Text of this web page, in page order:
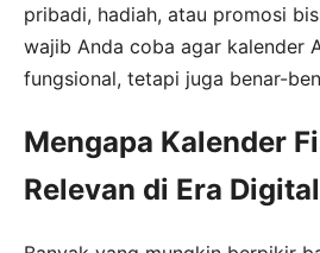
pribadi, hadiah, atau promosi
wajib Anda coba agar kalender
fungsional, tetapi juga benar-
Mengapa Kalender
Relevan di Era